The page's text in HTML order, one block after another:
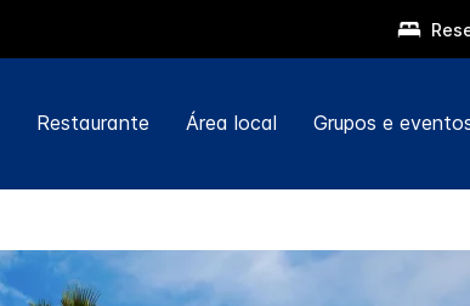
Restaurante Área local Grupos e